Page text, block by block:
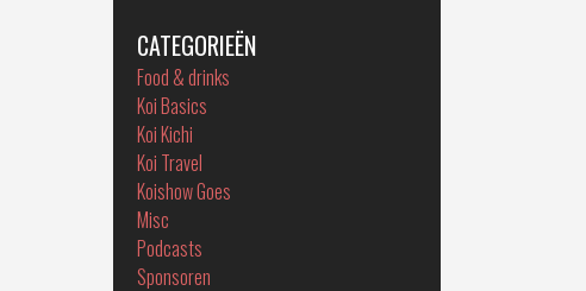
CATEGORIEËN
Food & drinks
Koi Basics
Koi Kichi
Koi Travel
Koishow Goes
Misc
Podcasts
Sponsoren